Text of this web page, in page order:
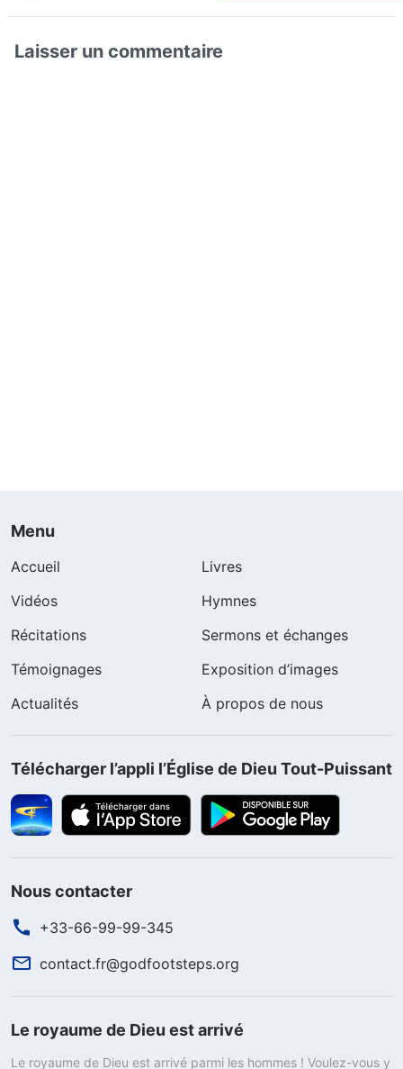
Laisser un commentaire
Menu
Accueil
Livres
Vidéos
Hymnes
Récitations
Sermons et échanges
Témoignages
Exposition d’images
Actualités
À propos de nous
Télécharger l’appli l’Église de Dieu Tout-Puissant
Nous contacter
+33-66-99-99-345
contact.fr@godfootsteps.org
Le royaume de Dieu est arrivé
Le royaume de Dieu est arrivé parmi les hommes ! Voulez-vous y